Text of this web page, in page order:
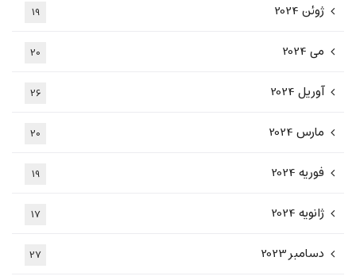
ژوئن 2024 19
می 2024 20
آوریل 2024 26
مارس 2024 20
فوریه 2024 19
ژانویه 2024 17
دسامبر 2023 27